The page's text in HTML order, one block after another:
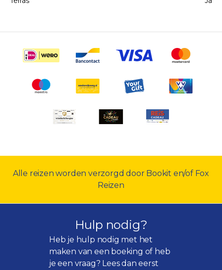
Alle reizen worden verzorgd door Bookit en/of Fox
Reizen
Hulp nodig?
Heb je hulp nodig met het
maken van een boeking of heb
je een vraag? Lees dan eerst